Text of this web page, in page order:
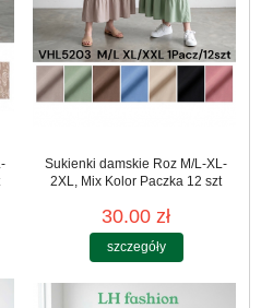
Sukienki damskie Roz M/L-XL-
2XL, Mix Kolor Paczka 12 szt
30.00 zł
szczegóły